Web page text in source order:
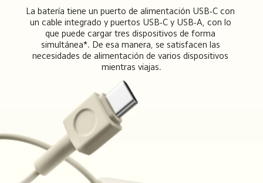
La batería tiene un puerto de alimentación USB-C con
un cable integrado y puertos USB-C y USB-A, con lo
que puede cargar tres dispositivos de forma
simultánea*. De esa manera, se satisfacen las
necesidades de alimentación de varios dispositivos
mientras viajas.